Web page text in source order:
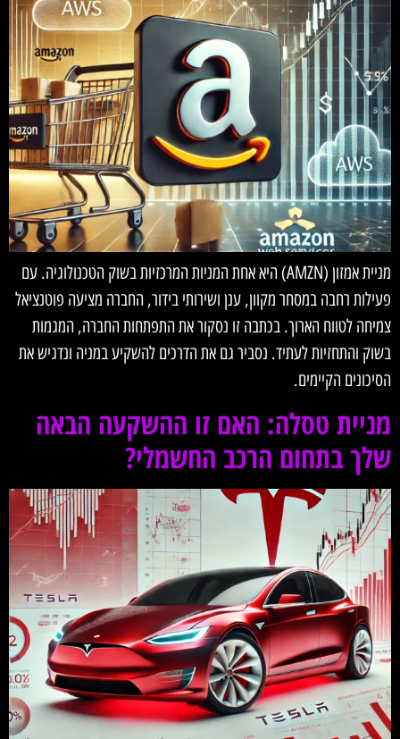
מניית אמזון (AMZN) היא אחת המניות המרכזיות בשוק הטכנולוגיה. עם
פעילות רחבה במסחר מקוון, ענן ושירותי בידור, החברה מציעה פוטנציאל
צמיחה לטווח הארוך. בכתבה זו נסקור את התפתחות החברה, המגמות
בשוק והתחזיות לעתיד. נסביר גם את הדרכים להשקיע במניה ונדגיש את
הסיכונים הקיימים.
מניית טסלה: האם זו ההשקעה הבאה
שלך בתחום הרכב החשמלי?